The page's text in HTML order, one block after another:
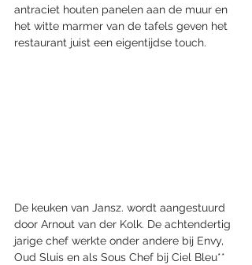
antraciet houten panelen aan de muur en
het witte marmer van de tafels geven het
restaurant juist een eigentijdse touch.
De keuken van Jansz. wordt aangestuurd
door Arnout van der Kolk. De achtendertig
jarige chef werkte onder andere bij Envy,
Oud Sluis en als Sous Chef bij Ciel Bleu**